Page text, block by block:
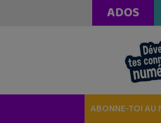
ADOS
ABONNE-TOI AU